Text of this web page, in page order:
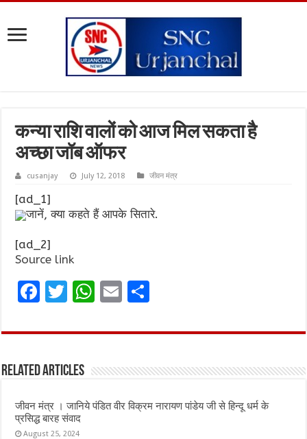
कन्या राशि वालों को आज मिल सकता है
अच्छा जॉब ऑफर
cusanjay July 12, 2018 जीवन मंत्र
[ad_1]
जानें, क्या कहते हैं आपके सितारे.
[ad_2]
Source link
F
ce
o
o
k
T
it
r
W
at
A
p
E
ai ar
Related Articles
जीवन मंत्र । जानिये पंडित वीर विक्रम नारायण पांडेय जी से हिन्दू धर्म के
प्रसिद्ध बारह संवाद
August 25, 2024